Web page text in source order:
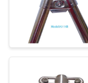
FABRYCE
KONTROLA
JAKOŚCI
rurowe